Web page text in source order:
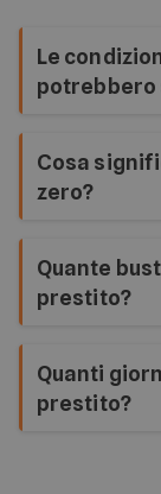
Le
potrebbero
sono
dall’istituto
Cosa
zero?
una quota
Quante
prestito?
sufficienti le
Quanti
prestito?